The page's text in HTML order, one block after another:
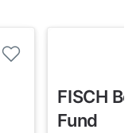
FISCH
Fund